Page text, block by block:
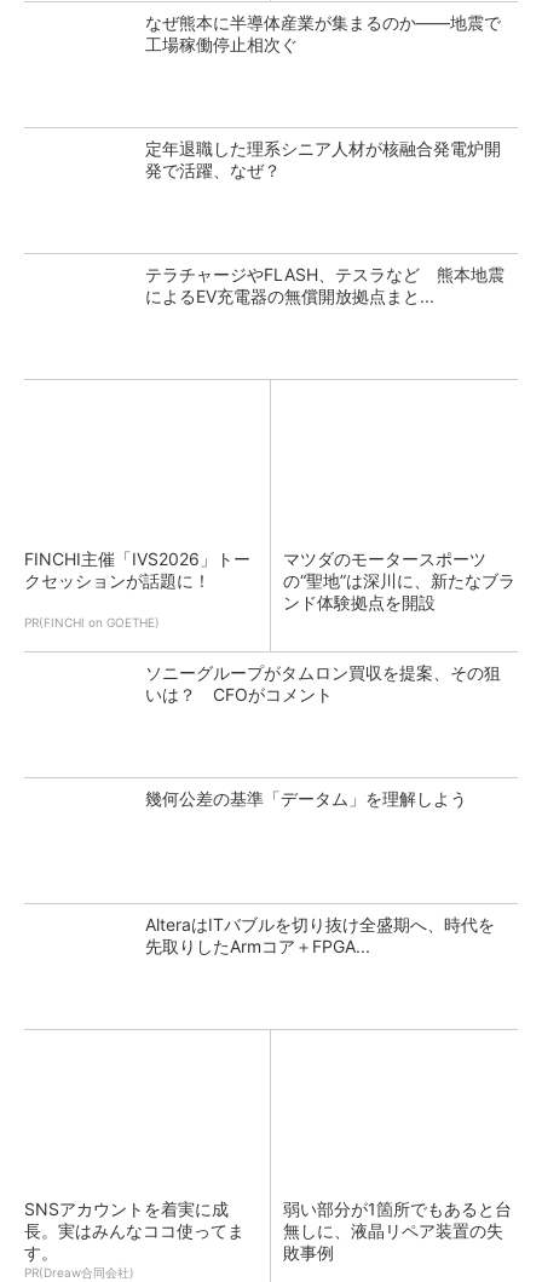
なぜ熊本に半導体産業が集まるのか――地震で
工場稼働停止相次ぐ
定年退職した理系シニア人材が核融合発電炉開
発で活躍、なぜ？
テラチャージやFLASH、テスラなど 熊本地震
によるEV充電器の無償開放拠点まと...
FINCHI主催「IVS2026」トー
クセッションが話題に！
PR(FINCHI on GOETHE)
マツダのモータースポーツ
の“聖地”は深川に、新たなブラ
ンド体験拠点を開設
ソニーグループがタムロン買収を提案、その狙
いは？ CFOがコメント
幾何公差の基準「データム」を理解しよう
AlteraはITバブルを切り抜け全盛期へ、時代を
先取りしたArmコア＋FPGA...
SNSアカウントを着実に成
長。実はみんなココ使ってま
す。
PR(Dreaw合同会社)
弱い部分が1箇所でもあると台
無しに、液晶リペア装置の失
敗事例